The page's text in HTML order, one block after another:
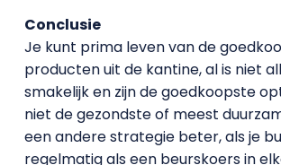
Conclusie
Je kunt prima leven van de
producten uit de kantine, al is niet
smakelijk en zijn de goedkoopste
niet de gezondste of meest
een andere strategie beter, als je
regelmatig als een beurskoers in